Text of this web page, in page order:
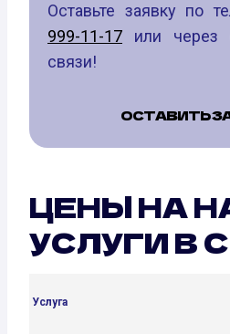
Оставьте заявку по
999-11-17 или через
связи!
ОСТАВИТЬ
ЦЕНЫ НА
УСЛУГИ В
Услуга